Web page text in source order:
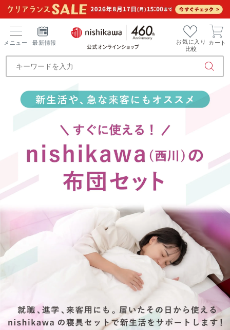
メニュー 最新情報
お気に入り
比較
カート